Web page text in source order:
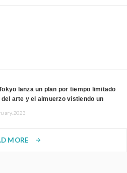
lanza un plan por tiempo limitado
arte y el almuerzo vistiendo un
MORE arrow_forward